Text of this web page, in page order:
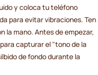
y coloca tu teléfono
para evitar vibraciones. Ten
la mano. Antes de empezar,
capturar el "tono de la
de fondo durante la